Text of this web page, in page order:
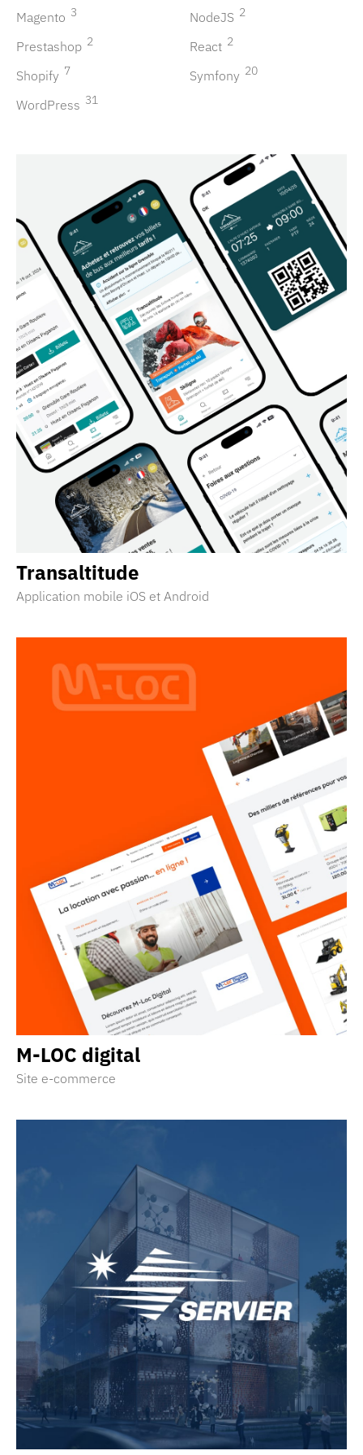
Magento 3 NodeJS 2
Prestashop 2 React 2
Shopify 7 Symfony 20
WordPress 31
Transaltitude
Application mobile iOS et Android
M-LOC digital
Site e-commerce